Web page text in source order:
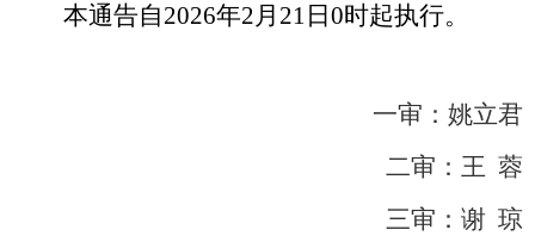
本通告自2026年2月 21 日 0时起执行。
一审：姚立君
二审：王 蓉
三审：谢 琼